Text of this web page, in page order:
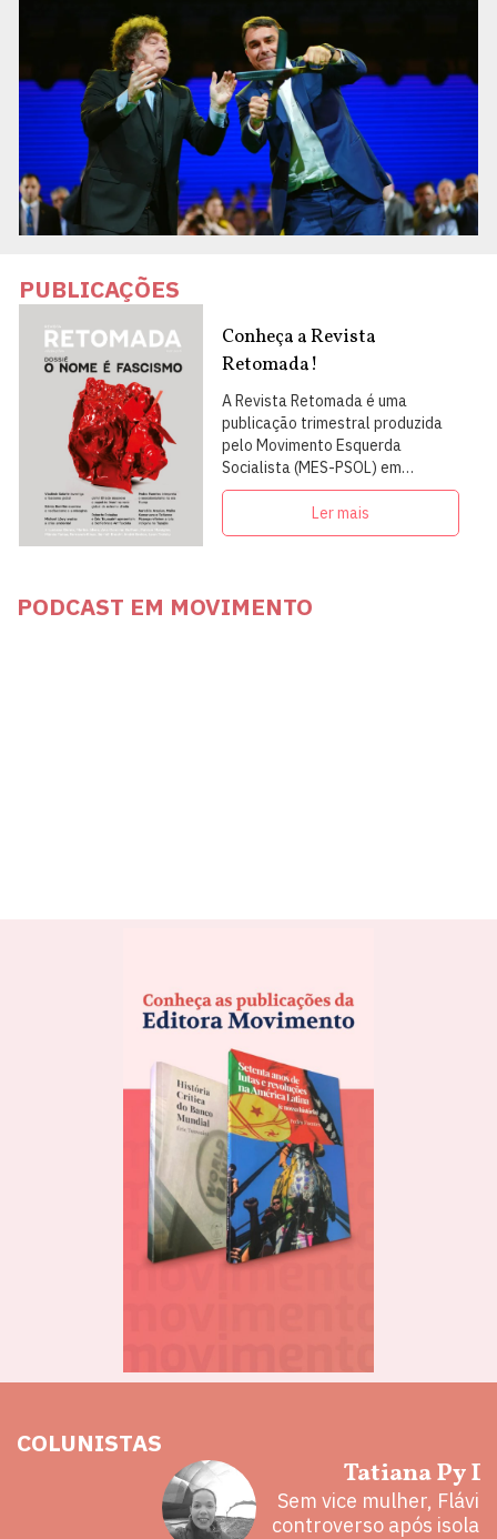
PUBLICAÇÕES
Conheça a Revista
Retomada!
A Revista Retomada é uma
publicação trimestral produzida
pelo Movimento Esquerda
Socialista (MES-PSOL) em
articulação com intelectuais,
militantes e artistas
Ler mais
PODCAST EM MOVIMENTO
COLUNISTAS
Tatiana Py
Sem vice mulher,
controverso após